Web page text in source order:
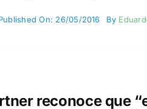
On: 26/05/2016 By
reconoce que